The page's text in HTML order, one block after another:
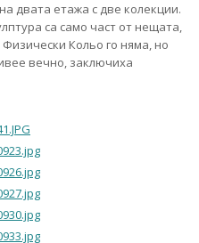
двата етажа с две колекции.
са само част от нещата,
Кольо го няма, но
вечно, заключиха